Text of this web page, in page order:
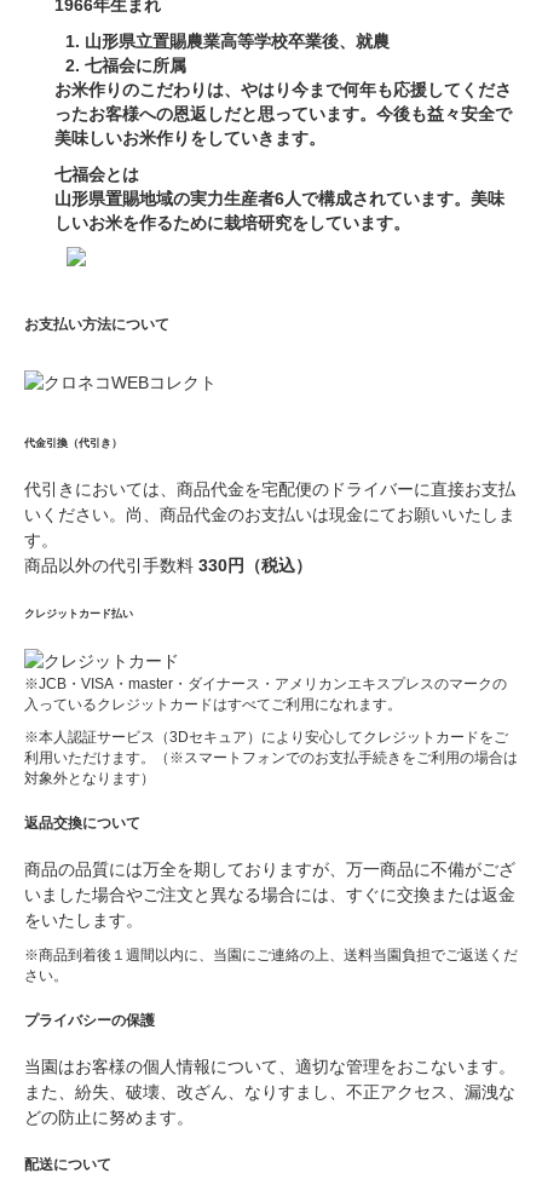
1966年生まれ
山形県立置賜農業高等学校卒業後、就農
七福会に所属
お米作りのこだわりは、やはり今まで何年も応援してくださ
ったお客様への恩返しだと思っています。今後も益々安全で
美味しいお米作りをしていきます。
七福会とは
山形県置賜地域の実力生産者6人で構成されています。美味
しいお米を作るために栽培研究をしています。
お支払い方法について
代金引換（代引き）
代引きにおいては、商品代金を宅配便のドライバーに直接お支払
いください。尚、商品代金のお支払いは現金にてお願いいたしま
す。
商品以外の代引手数料 330円（税込）
クレジットカード払い
※JCB・VISA・master・ダイナース・アメリカンエキスプレスのマークの
入っているクレジットカードはすべてご利用になれます。
※本人認証サービス（3Dセキュア）により安心してクレジットカードをご
利用いただけます。（※スマートフォンでのお支払手続きをご利用の場合は
対象外となります）
返品交換について
商品の品質には万全を期しておりますが、万一商品に不備がござ
いました場合やご注文と異なる場合には、すぐに交換または返金
をいたします。
※商品到着後１週間以内に、当園にご連絡の上、送料当園負担でご返送くだ
さい。
プライバシーの保護
当園はお客様の個人情報について、適切な管理をおこないます。
また、紛失、破壊、改ざん、なりすまし、不正アクセス、漏洩な
どの防止に努めます。
配送について